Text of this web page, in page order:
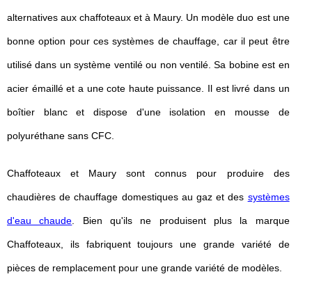
alternatives aux chaffoteaux et à Maury. Un modèle duo est une
bonne option pour ces systèmes de chauffage, car il peut être
utilisé dans un système ventilé ou non ventilé. Sa bobine est en
acier émaillé et a une cote haute puissance. Il est livré dans un
boîtier blanc et dispose d'une isolation en mousse de
polyuréthane sans CFC.
Chaffoteaux et Maury sont connus pour produire des
chaudières de chauffage domestiques au gaz et des systèmes
d'eau chaude . Bien qu'ils ne produisent plus la marque
Chaffoteaux, ils fabriquent toujours une grande variété de
pièces de remplacement pour une grande variété de modèles.